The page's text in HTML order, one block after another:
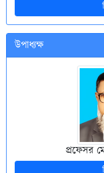
উপাধ্যক্ষ
প্রফেসর